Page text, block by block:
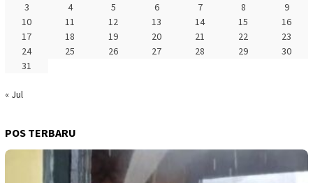
3
4 5 6 7 8
9
10
11 12 13 14 15
16
17
18 19 20 21 22
23
24
25 26 27 28 29
30
31
« Jul
POS TERBARU